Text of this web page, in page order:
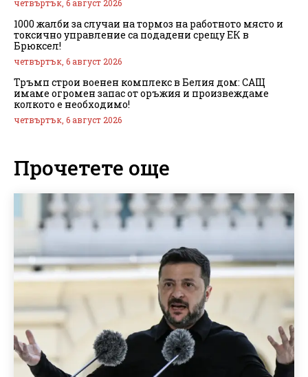
четвъртък, 6 август 2026
1000 жалби за случаи на тормоз на работното място и
токсично управление са подадени срещу ЕК в
Брюксел!
четвъртък, 6 август 2026
Тръмп строи военен комплекс в Белия дом: САЩ
имаме огромен запас от оръжия и произвеждаме
колкото е необходимо!
четвъртък, 6 август 2026
Прочетете още